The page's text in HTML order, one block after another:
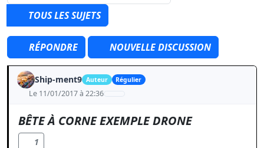
TOUS LES SUJETS
RÉPONDRE NOUVELLE DISCUSSION
Ship-ment9 Auteur Régulier
Le 11/01/2017 à 22:36
BÊTE À CORNE EXEMPLE DRONE
1